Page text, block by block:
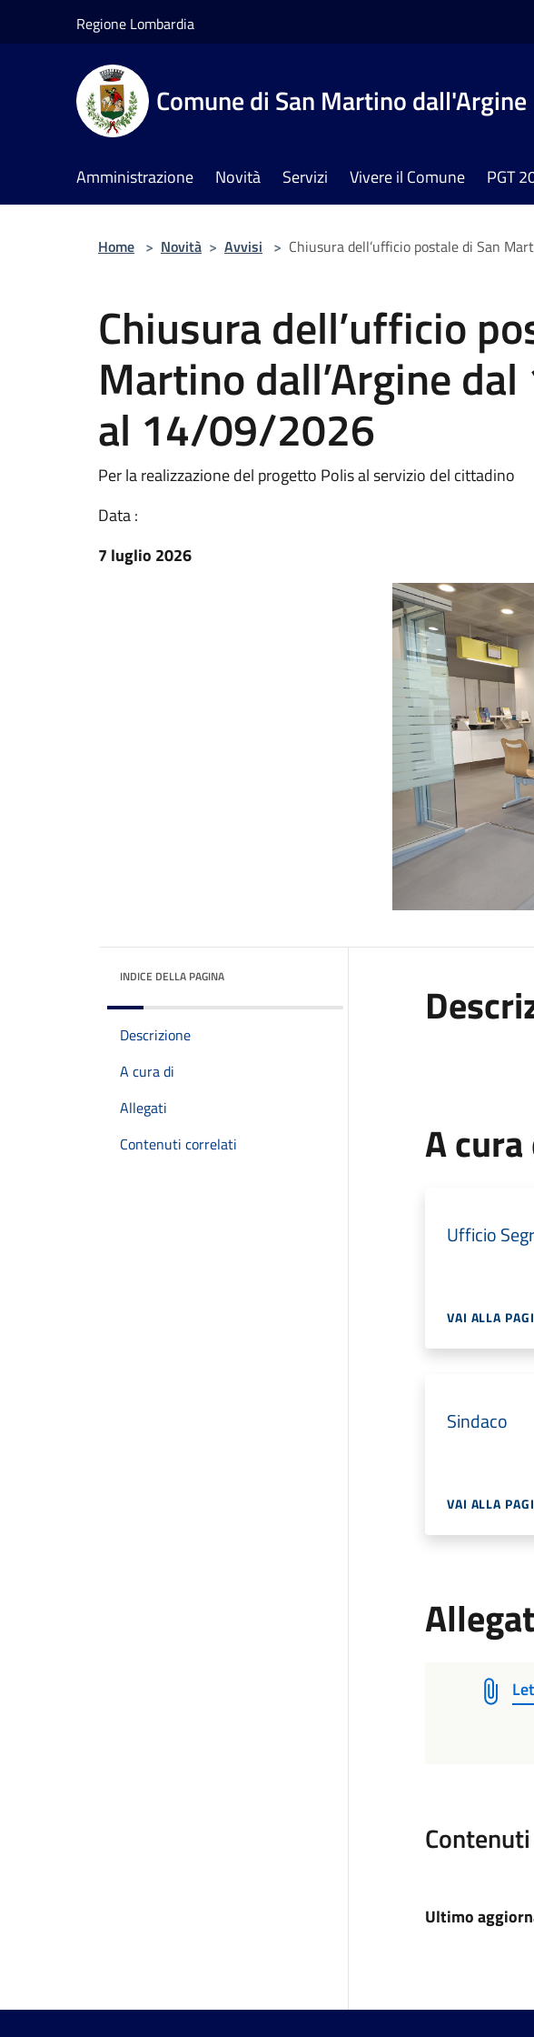
Regione Lombardia
Comune di San Martino dall'Argine
Amministrazione Novità Servizi Vivere il Comune PGT
Home > Novità > Avvisi > Chiusura dell’ufficio postale di San
Chiusura dell’ufficio
Martino dall’Argine
al 14/09/2026
Per la realizzazione del progetto Polis al servizio del cittadino
Data :
7 luglio 2026
INDICE DELLA PAGINA
Descrizione
A cura di
Allegati
Contenuti correlati
A cura
Ufficio
VAI ALLA
Sindaco
VAI ALLA
Ultimo